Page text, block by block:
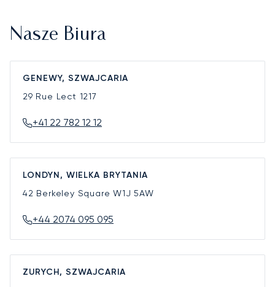
Nasze Biura
GENEWY, SZWAJCARIA
29 Rue Lect 1217
+41 22 782 12 12
LONDYN, WIELKA BRYTANIA
42 Berkeley SquareW1J 5AW
+44 2074 095 095
ZURYCH, SZWAJCARIA